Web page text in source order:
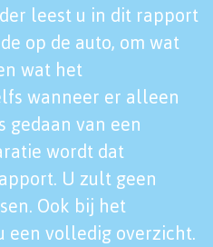
leest u in dit rapport
op de auto, om wat
wat het
wanneer er alleen
gedaan van een
wordt dat
U zult geen
Ook bij het
volledig overzicht.